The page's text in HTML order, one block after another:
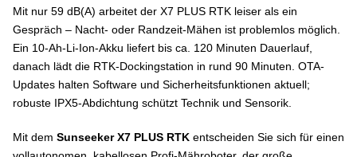
Mit nur 59 dB(A) arbeitet der X7 PLUS RTK leiser als ein
Gespräch – Nacht- oder Randzeit-Mähen ist problemlos möglich.
Ein 10-Ah-Li-Ion-Akku liefert bis ca. 120 Minuten Dauerlauf,
danach lädt die RTK-Dockingstation in rund 90 Minuten. OTA-
Updates halten Software und Sicherheitsfunktionen aktuell;
robuste IPX5-Abdichtung schützt Technik und Sensorik.
Mit dem Sunseeker X7 PLUS RTK entscheiden Sie sich für einen